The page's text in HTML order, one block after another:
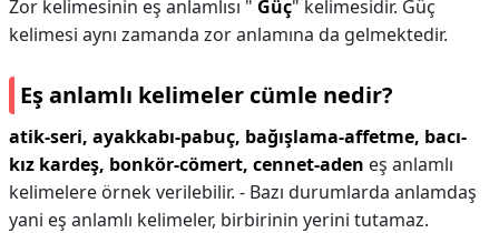
Zor kelimesinin eş anlamlısı " Güç" kelimesidir. Güç
kelimesi aynı zamanda zor anlamına da gelmektedir.
Eş anlamlı kelimeler cümle nedir?
atik-seri, ayakkabı-pabuç, bağışlama-affetme, bacı-
kız kardeş, bonkör-cömert, cennet-aden eş anlamlı
kelimelere örnek verilebilir. - Bazı durumlarda anlamdaş
yani eş anlamlı kelimeler, birbirinin yerini tutamaz.